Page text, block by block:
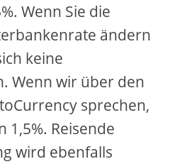
Wenn Sie die
ändern
keine
Wenn wir über den
sprechen,
1,5%. Reisende
wird ebenfalls